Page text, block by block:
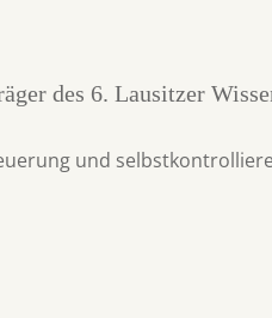
des 6. Lausitzer
und